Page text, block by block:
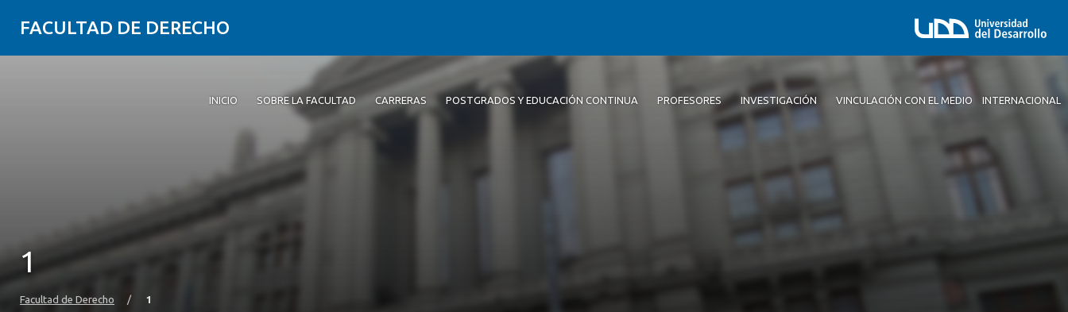
FACULTAD DE DERECHO
INICIO SOBRE LA FACULTAD CARRERAS POSTGRADOS Y EDUCACIÓN CONTINUA PROFESORES INVESTIGACIÓN VINCULACIÓN CON EL MEDIO INTERNACIONAL
1
Facultad de Derecho / 1